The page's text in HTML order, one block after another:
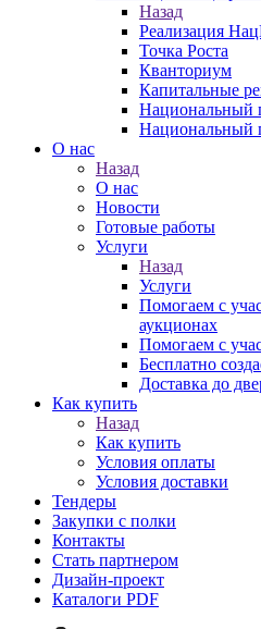
Назад
Реализация
Точка Роста
Кванториум
Капитальные
Национальный
Национальный
О нас
Назад
О нас
Новости
Готовые работы
Услуги
Назад
Услуги
Помогаем с
аукционах
Помогаем с
Бесплатно
Доставка до
Как купить
Назад
Как купить
Условия оплаты
Условия доставки
Тендеры
Закупки с полки
Контакты
Стать партнером
Дизайн-проект
Каталоги PDF